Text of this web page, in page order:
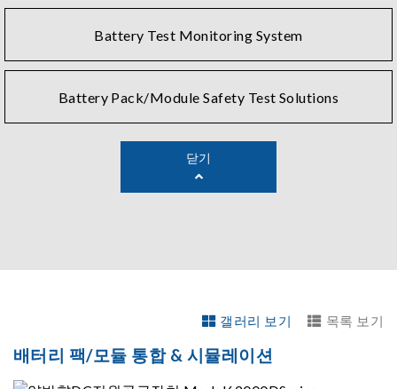
Battery Test Monitoring System
Battery Pack/Module Safety Test Solutions
닫기
갤러리 보기 목록 보기
배터리 팩/모듈 통합 & 시뮬레이션